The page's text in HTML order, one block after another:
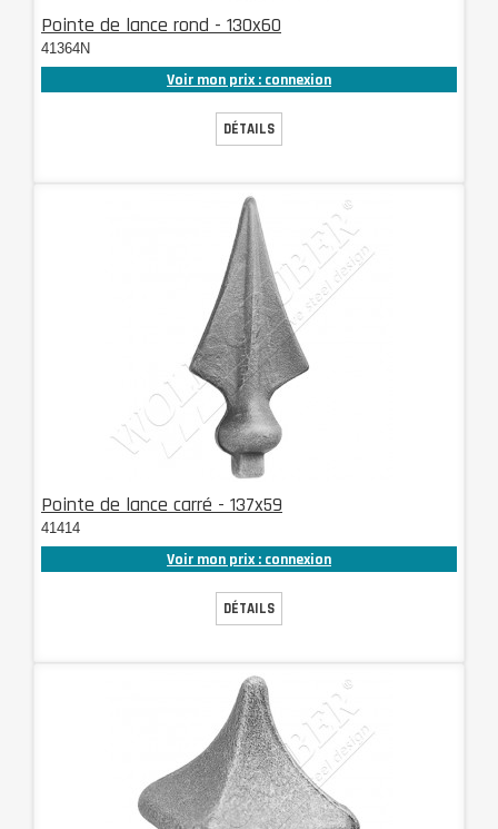
Pointe de lance rond - 130x60
41364N
Voir mon prix : connexion
DÉTAILS
Pointe de lance carré - 137x59
41414
Voir mon prix : connexion
DÉTAILS